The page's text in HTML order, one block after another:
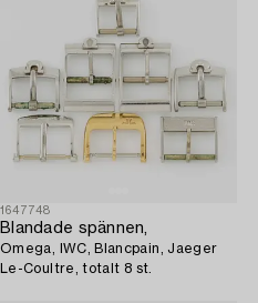
1647748
Blandade spännen,
Omega, IWC, Blancpain, Jaeger
Le-Coultre, totalt 8 st.